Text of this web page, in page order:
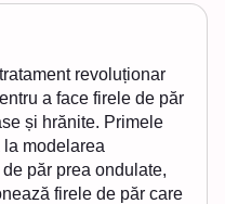
revoluționar
a face firele de păr
și hrănite. Primele
modelarea
păr prea ondulate,
firele de păr care